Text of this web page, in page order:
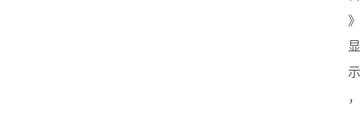
》
显
示
，